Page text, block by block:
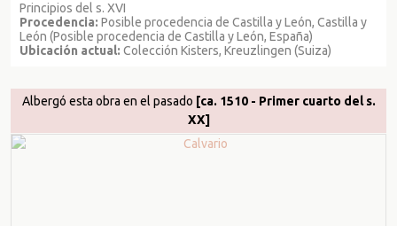
Principios del s. XVI
Procedencia: Posible procedencia de Castilla y León, Castilla y
León (Posible procedencia de Castilla y León, España)
Ubicación actual: Colección Kisters, Kreuzlingen (Suiza)
Albergó esta obra en el pasado [ca. 1510 - Primer cuarto del s.
XX]